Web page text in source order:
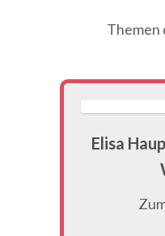
Themen
Elisa